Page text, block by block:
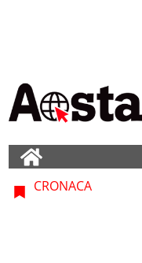
CRONACA